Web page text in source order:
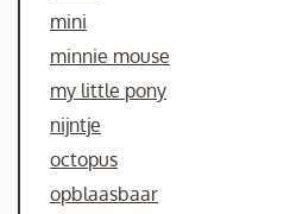
mini
minnie mouse
my little pony
nijntje
octopus
opblaasbaar